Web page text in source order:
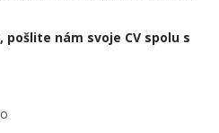
nám svoje CV spolu s